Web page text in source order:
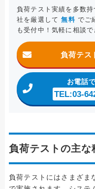
負荷テスト実績を多数
社を厳選して無料でご
も受付中！気軽に相談
負荷テス
お電話
TEL:03-
負荷テストの主な
負荷テストにはさまざま